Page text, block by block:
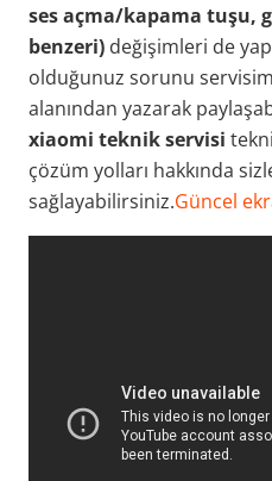
ses açma/kapama tuşu,
benzeri) değişimleri de
olduğunuz sorunu
alanından yazarak
xiaomi teknik servisi
çözüm yolları hakkında
sağlayabilirsiniz.Güncel